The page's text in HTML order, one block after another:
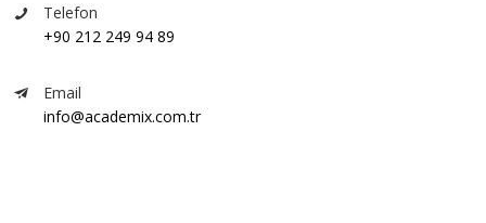
Telefon
+90 212 249 94 89
Email
info@academix.com.tr